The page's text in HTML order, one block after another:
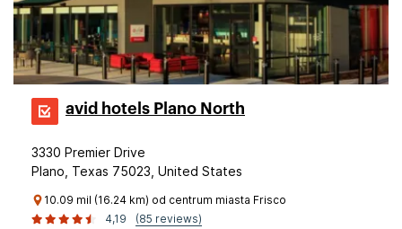
avid hotels Plano North
3330 Premier Drive
Plano, Texas 75023, United States
10.09 mil (16.24 km) od centrum miasta Frisco
4,19
(85 reviews)